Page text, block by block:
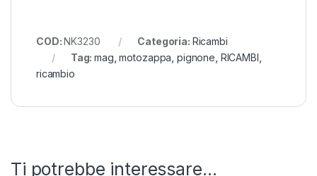
COD:NK3230 Categoria: Ricambi
Tag:mag ,motozappa pignone RICAMBI
ricambio
Ti potrebbe interessare…